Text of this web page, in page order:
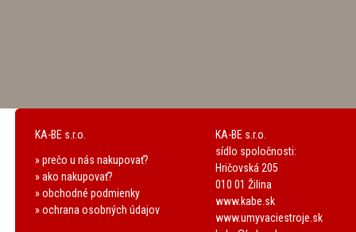
KA-BE s.r.o.
» prečo u nás nakupovať?
» ako nakupovať?
» obchodné podmienky
» ochrana osobných údajov
KA-BE s.r.o.
sídlo spoločnosti:
Hričovská 205
010 01 Žilina
www.kabe.sk
www.umyvaciestroje.sk